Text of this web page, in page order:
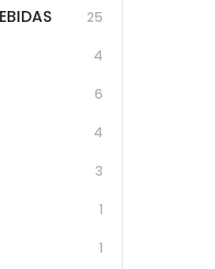
25
4
6
4
3
1
1